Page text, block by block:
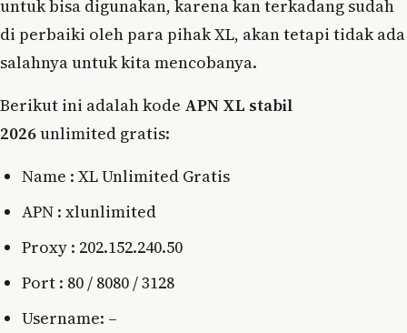
untuk bisa digunakan, karena kan terkadang sudah
di perbaiki oleh para pihak XL, akan tetapi tidak ada
salahnya untuk kita mencobanya.
Berikut ini adalah kode APN XL stabil
2026unlimited gratis:
Name : XL Unlimited Gratis
APN : xlunlimited
Proxy : 202.152.240.50
Port : 80 / 8080 / 3128
Username: –